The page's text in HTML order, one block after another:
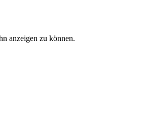
anzeigen zu können.